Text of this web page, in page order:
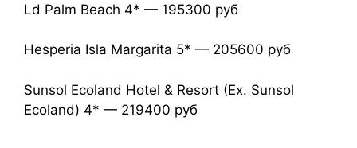
Ld Palm Beach 4* — 195300 руб
Hesperia Isla Margarita 5* — 205600 руб
Sunsol Ecoland Hotel & Resort (Ex. Sunsol
Ecoland) 4* — 219400 руб